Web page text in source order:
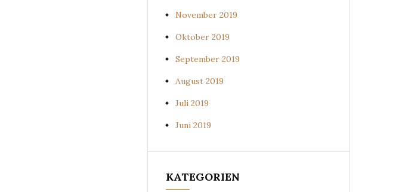
November 2019
Oktober 2019
September 2019
August 2019
Juli 2019
Juni 2019
KATEGORIEN